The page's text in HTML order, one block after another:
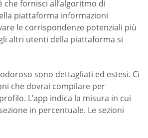
che fornisci all’algoritmo di
piattaforma informazioni
le corrispondenze potenziali più
altri utenti della piattaforma si
sono dettagliati ed estesi. Ci
che dovrai compilare per
L’app indica la misura in cui
in percentuale. Le sezioni